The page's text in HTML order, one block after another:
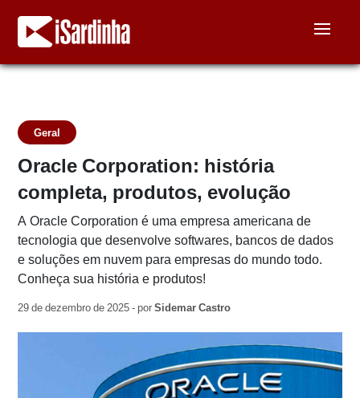
Geral
Oracle Corporation: história
completa, produtos, evolução
A Oracle Corporation é uma empresa americana de
tecnologia que desenvolve softwares, bancos de dados
e soluções em nuvem para empresas do mundo todo.
Conheça sua história e produtos!
29 de dezembro de 2025 - porSidemar Castro